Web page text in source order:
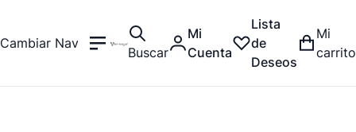
Cambiar Nav
Buscar
Mi
Cuenta
Lista
de
Deseos
Mi
carrito